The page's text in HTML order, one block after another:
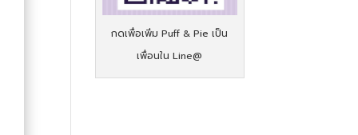
กดเพื่อเพิ่ม Puff & Pie เป็น
เพื่อนใน Line@